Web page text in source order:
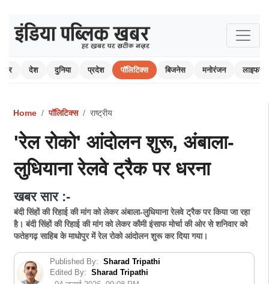
देश दुनिया प्रदेश पॉलिटिक्स बिजनेस मनोरंजन
Home पॉलिटिक्स राष्ट्रीय
'रेल रोको' आंदोलन शुरू, अंबाला-
लुधियाना रेलवे ट्रैक पर धरना
खबर सार :-
बंदी सिंहों की रिहाई की मांग को लेकर अंबाला-लुधियाना रेलवे ट्रैक पर किया जा रहा
है। बंदी सिंहों की रिहाई की मांग को लेकर कौमी इंसाफ मोर्चा की ओर से शनिवार को
फतेहगढ़ साहिब के माधोपुर में रेल रोको आंदोलन शुरू कर दिया गया।
Published By: Sharad Tripathi
Edited By: Sharad Tripathi